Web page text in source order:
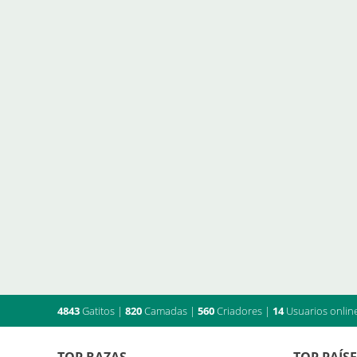
4843Gatitos | 820Camadas | 560Criadores | 14Usuarios